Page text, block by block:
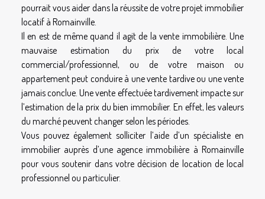
pourrait vous aider dans la réussite de votre projet immobilier
locatif à Romainville.
Il en est de même quand il agit de la vente immobilière. Une
mauvaise estimation du prix de votre local
commercial/professionnel, ou de votre maison ou
appartement peut conduire à une vente tardive ou une vente
jamais conclue. Une vente effectuée tardivement impacte sur
l’estimation de la prix du bien immobilier. En effet, les valeurs
du marché peuvent changer selon les périodes.
Vous pouvez également solliciter l’aide d’un spécialiste en
immobilier auprès d’une agence immobilière à Romainville
pour vous soutenir dans votre décision de location de local
professionnel ou particulier.